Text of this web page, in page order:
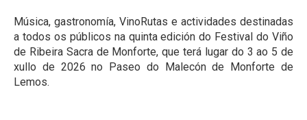
Música, gastronomía, VinoRutas e actividades destinadas
a todos os públicos na quinta edición do Festival do Viño
de Ribeira Sacra de Monforte, que terá lugar do 3 ao 5 de
xullo de 2026 no Paseo do Malecón de Monforte de
Lemos.